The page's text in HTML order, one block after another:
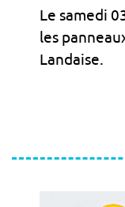
Le samedi
les
Landaise.